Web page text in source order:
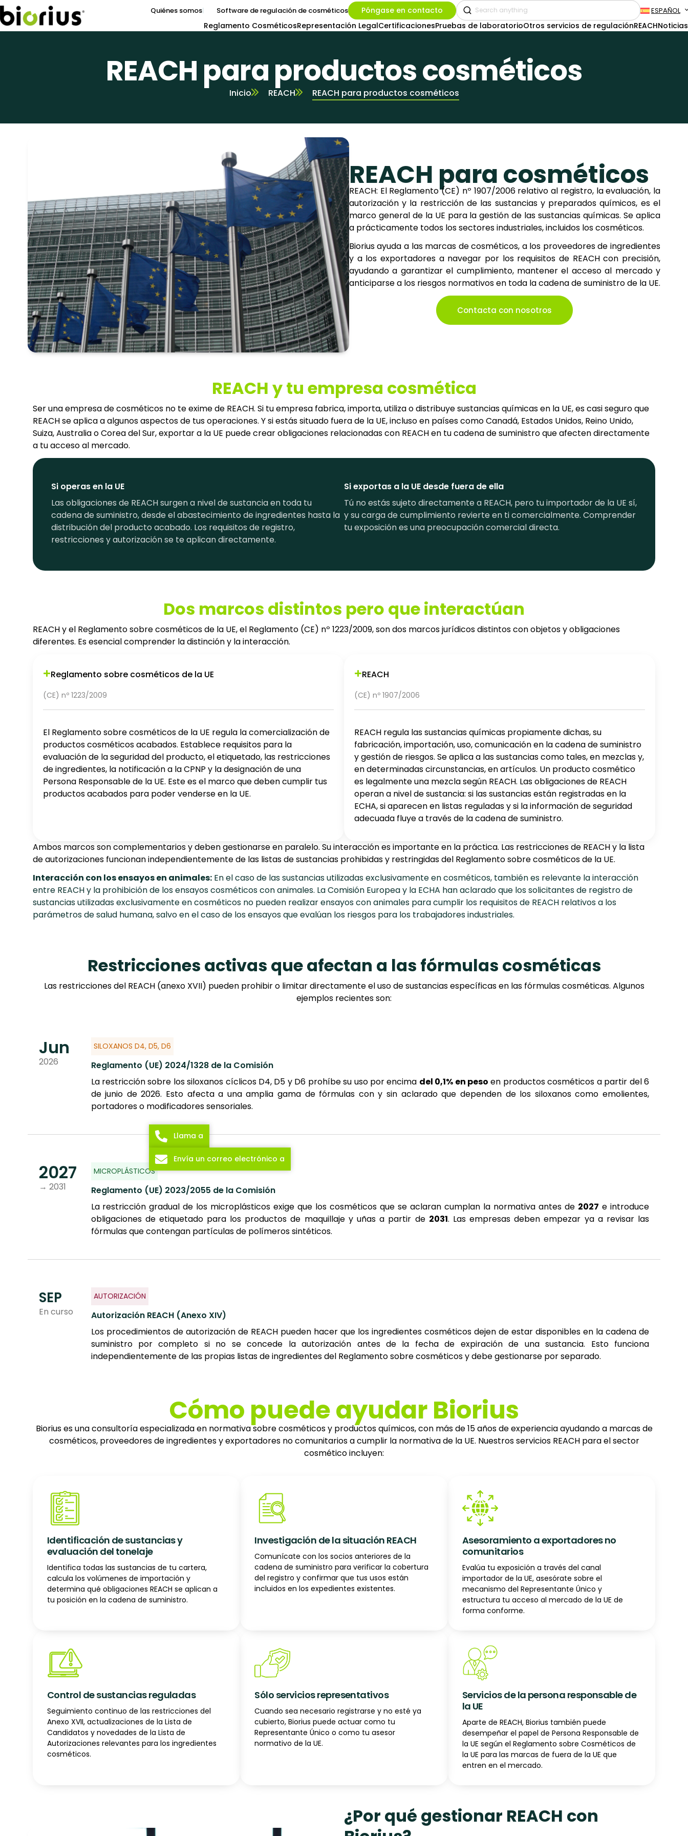
Quiénes somos Software de regulación de cosméticos Póngase en contacto ESPAÑOL
Reglamento CosméticosRepresentación LegalCertificacionesPruebas de laboratorioOtros servicios de regulaciónREACHNoticias
REACH para productos cosméticos
Inicio REACH REACH para productos cosméticos
REACH para cosméticos
REACH: El Reglamento (CE) nº 1907/2006 relativo al registro, la evaluación, la
autorización y la restricción de las sustancias y preparados químicos, es el
marco general de la UE para la gestión de las sustancias químicas. Se aplica
a prácticamente todos los sectores industriales, incluidos los cosméticos.
Biorius ayuda a las marcas de cosméticos, a los proveedores de ingredientes
y a los exportadores a navegar por los requisitos de REACH con precisión,
ayudando a garantizar el cumplimiento, mantener el acceso al mercado y
anticiparse a los riesgos normativos en toda la cadena de suministro de la UE.
Contacta con nosotros
REACH y tu empresa cosmética
Ser una empresa de cosméticos no te exime de REACH. Si tu empresa fabrica, importa, utiliza o distribuye sustancias químicas en la UE, es casi seguro que
REACH se aplica a algunos aspectos de tus operaciones. Y si estás situado fuera de la UE, incluso en países como Canadá, Estados Unidos, Reino Unido,
Suiza, Australia o Corea del Sur, exportar a la UE puede crear obligaciones relacionadas con REACH en tu cadena de suministro que afecten directamente
a tu acceso al mercado.
Si operas en la UE
Las obligaciones de REACH surgen a nivel de sustancia en toda tu
cadena de suministro, desde el abastecimiento de ingredientes hasta la
distribución del producto acabado. Los requisitos de registro,
restricciones y autorización se te aplican directamente.
Si exportas a la UE desde fuera de ella
Tú no estás sujeto directamente a REACH, pero tu importador de la UE sí,
y su carga de cumplimiento revierte en ti comercialmente. Comprender
tu exposición es una preocupación comercial directa.
Dos marcos distintos pero que interactúan
REACH y el Reglamento sobre cosméticos de la UE, el Reglamento (CE) nº 1223/2009, son dos marcos jurídicos distintos con objetos y obligaciones
diferentes. Es esencial comprender la distinción y la interacción.
Reglamento sobre cosméticos de la UE
(CE) nº 1223/2009
El Reglamento sobre cosméticos de la UE regula la comercialización de
productos cosméticos acabados. Establece requisitos para la
evaluación de la seguridad del producto, el etiquetado, las restricciones
de ingredientes, la notificación a la CPNP y la designación de una
Persona Responsable de la UE. Este es el marco que deben cumplir tus
productos acabados para poder venderse en la UE.
REACH
(CE) nº 1907/2006
REACH regula las sustancias químicas propiamente dichas, su
fabricación, importación, uso, comunicación en la cadena de suministro
y gestión de riesgos. Se aplica a las sustancias como tales, en mezclas y,
en determinadas circunstancias, en artículos. Un producto cosmético
es legalmente una mezcla según REACH. Las obligaciones de REACH
operan a nivel de sustancia: si las sustancias están registradas en la
ECHA, si aparecen en listas reguladas y si la información de seguridad
adecuada fluye a través de la cadena de suministro.
Ambos marcos son complementarios y deben gestionarse en paralelo. Su interacción es importante en la práctica. Las restricciones de REACH y la lista
de autorizaciones funcionan independientemente de las listas de sustancias prohibidas y restringidas del Reglamento sobre cosméticos de la UE.
Interacción con los ensayos en animales: En el caso de las sustancias utilizadas exclusivamente en cosméticos, también es relevante la interacción
entre REACH y la prohibición de los ensayos cosméticos con animales. La Comisión Europea y la ECHA han aclarado que los solicitantes de registro de
sustancias utilizadas exclusivamente en cosméticos no pueden realizar ensayos con animales para cumplir los requisitos de REACH relativos a los
parámetros de salud humana, salvo en el caso de los ensayos que evalúan los riesgos para los trabajadores industriales.
Restricciones activas que afectan a las fórmulas cosméticas
Las restricciones del REACH (anexo XVII) pueden prohibir o limitar directamente el uso de sustancias específicas en las fórmulas cosméticas. Algunos
ejemplos recientes son:
Jun
2026
SILOXANOS D4, D5, D6
Reglamento (UE) 2024/1328 de la Comisión
La restricción sobre los siloxanos cíclicos D4, D5 y D6 prohíbe su uso por encima del 0,1% en peso en productos cosméticos a partir del 6
de junio de 2026. Esto afecta a una amplia gama de fórmulas con y sin aclarado que dependen de los siloxanos como emolientes,
portadores o modificadores sensoriales.
2027
→ 2031
MICROPLÁSTICOS
Reglamento (UE) 2023/2055 de la Comisión
La restricción gradual de los microplásticos exige que los cosméticos que se aclaran cumplan la normativa antes de 2027 e introduce
obligaciones de etiquetado para los productos de maquillaje y uñas a partir de 2031. Las empresas deben empezar ya a revisar las
fórmulas que contengan partículas de polímeros sintéticos.
SEP
En curso
AUTORIZACIÓN
Autorización REACH (Anexo XIV)
Los procedimientos de autorización de REACH pueden hacer que los ingredientes cosméticos dejen de estar disponibles en la cadena de
suministro por completo si no se concede la autorización antes de la fecha de expiración de una sustancia. Esto funciona
independientemente de las propias listas de ingredientes del Reglamento sobre cosméticos y debe gestionarse por separado.
Cómo puede ayudar Biorius
Biorius es una consultoría especializada en normativa sobre cosméticos y productos químicos, con más de 15 años de experiencia ayudando a marcas de
cosméticos, proveedores de ingredientes y exportadores no comunitarios a cumplir la normativa de la UE. Nuestros servicios REACH para el sector
cosmético incluyen:
Identificación de sustancias y
evaluación del tonelaje
Identifica todas las sustancias de tu cartera,
calcula los volúmenes de importación y
determina qué obligaciones REACH se aplican a
tu posición en la cadena de suministro.
Investigación de la situación REACH
Comunícate con los socios anteriores de la
cadena de suministro para verificar la cobertura
del registro y confirmar que tus usos están
incluidos en los expedientes existentes.
Asesoramiento a exportadores no
comunitarios
Evalúa tu exposición a través del canal
importador de la UE, asesórate sobre el
mecanismo del Representante Único y
estructura tu acceso al mercado de la UE de
forma conforme.
Control de sustancias reguladas
Seguimiento continuo de las restricciones del
Anexo XVII, actualizaciones de la Lista de
Candidatos y novedades de la Lista de
Autorizaciones relevantes para los ingredientes
cosméticos.
Sólo servicios representativos
Cuando sea necesario registrarse y no esté ya
cubierto, Biorius puede actuar como tu
Representante Único o como tu asesor
normativo de la UE.
Servicios de la persona responsable de
la UE
Aparte de REACH, Biorius también puede
desempeñar el papel de Persona Responsable de
la UE según el Reglamento sobre Cosméticos de
la UE para las marcas de fuera de la UE que
entren en el mercado.
¿Por qué gestionar REACH con
Llama a
Envía un correo electrónico a